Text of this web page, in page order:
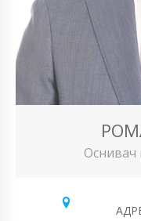
Оснивач